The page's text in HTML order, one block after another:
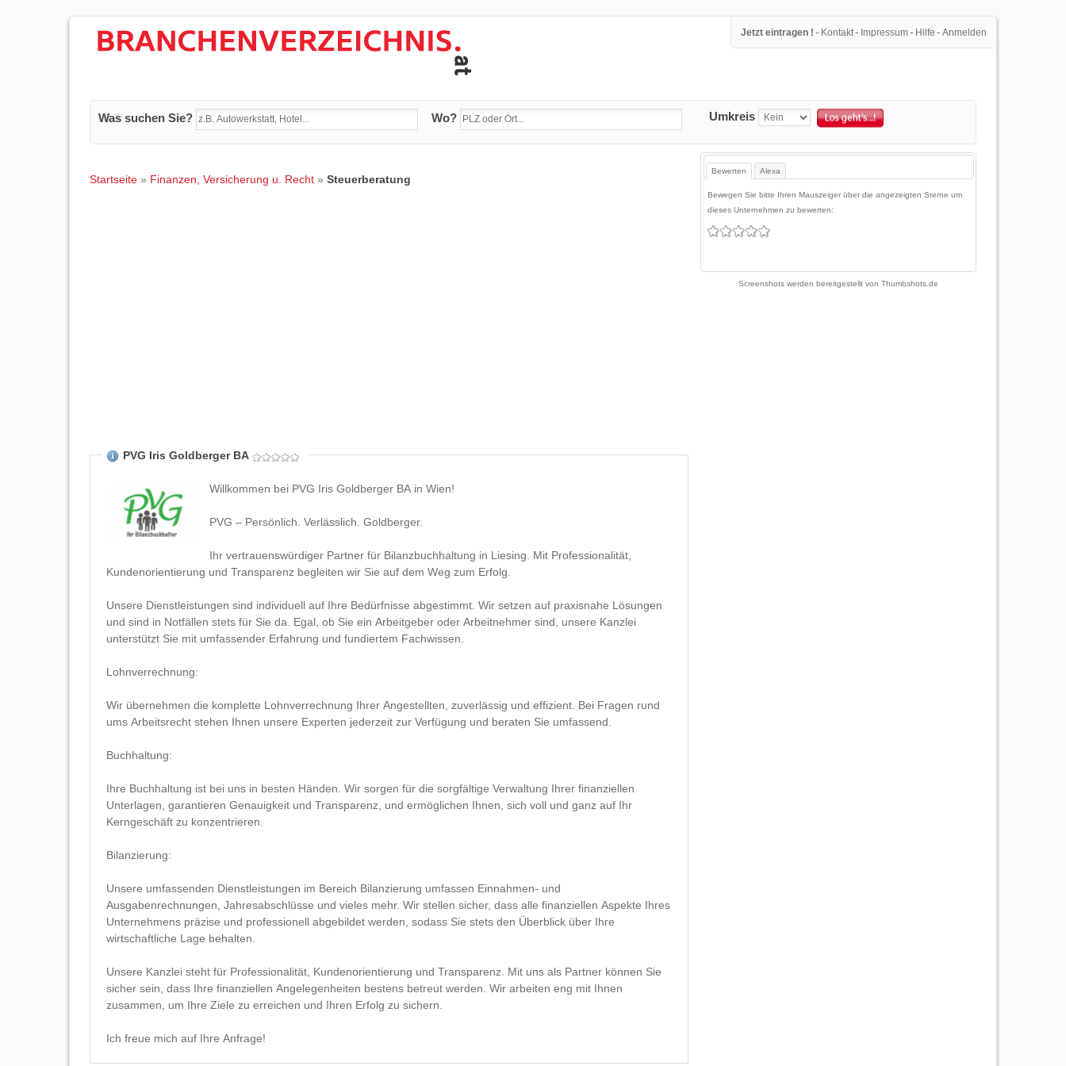
Jetzt eintragen ! - Kontakt- Impressum- Hilfe - Anmelden
Was suchen Sie? Wo? Umkreis
Startseite » Finanzen, Versicherung u. Recht » Steuerberatung
PVG Iris Goldberger BA
Willkommen bei PVG Iris Goldberger BA in Wien!
PVG – Persönlich. Verlässlich. Goldberger.
Ihr vertrauenswürdiger Partner für Bilanzbuchhaltung in Liesing. Mit Professionalität,
Kundenorientierung und Transparenz begleiten wir Sie auf dem Weg zum Erfolg.
Unsere Dienstleistungen sind individuell auf Ihre Bedürfnisse abgestimmt. Wir setzen auf praxisnahe Lösungen
und sind in Notfällen stets für Sie da. Egal, ob Sie ein Arbeitgeber oder Arbeitnehmer sind, unsere Kanzlei
unterstützt Sie mit umfassender Erfahrung und fundiertem Fachwissen.
Lohnverrechnung:
Wir übernehmen die komplette Lohnverrechnung Ihrer Angestellten, zuverlässig und effizient. Bei Fragen rund
ums Arbeitsrecht stehen Ihnen unsere Experten jederzeit zur Verfügung und beraten Sie umfassend.
Buchhaltung:
Ihre Buchhaltung ist bei uns in besten Händen. Wir sorgen für die sorgfältige Verwaltung Ihrer finanziellen
Unterlagen, garantieren Genauigkeit und Transparenz, und ermöglichen Ihnen, sich voll und ganz auf Ihr
Kerngeschäft zu konzentrieren.
Bilanzierung:
Unsere umfassenden Dienstleistungen im Bereich Bilanzierung umfassen Einnahmen- und
Ausgabenrechnungen, Jahresabschlüsse und vieles mehr. Wir stellen sicher, dass alle finanziellen Aspekte Ihres
Unternehmens präzise und professionell abgebildet werden, sodass Sie stets den Überblick über Ihre
wirtschaftliche Lage behalten.
Unsere Kanzlei steht für Professionalität, Kundenorientierung und Transparenz. Mit uns als Partner können Sie
sicher sein, dass Ihre finanziellen Angelegenheiten bestens betreut werden. Wir arbeiten eng mit Ihnen
zusammen, um Ihre Ziele zu erreichen und Ihren Erfolg zu sichern.
Ich freue mich auf Ihre Anfrage!
Bewerten Alexa
Bewegen Sie bitte Ihren Mauszeiger über die angezeigten Sterne um
dieses Unternehmen zu bewerten:
Screenshots werden bereitgestellt vonThumbshots.de